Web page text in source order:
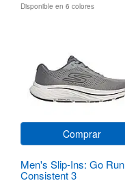
Disponible en 6 colores
Comprar
Men's Slip-Ins: Go Run
Consistent 3